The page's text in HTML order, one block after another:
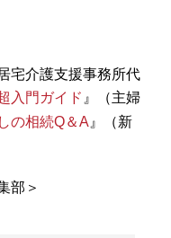
宅介護支援事務所代
入門ガイド 』（主婦
の相続Q＆A 』（新